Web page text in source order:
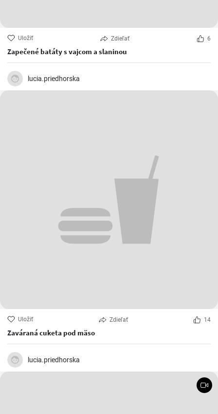
Uložiť Zdieľať 6
Zapečené batáty s vajcom a slaninou
lucia.priedhorska
Uložiť Zdieľať 14
Zaváraná cuketa pod mäso
lucia.priedhorska